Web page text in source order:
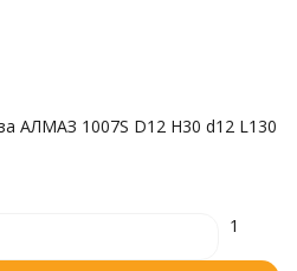
АЛМАЗ 1007S D12 H30 d12 L130
1